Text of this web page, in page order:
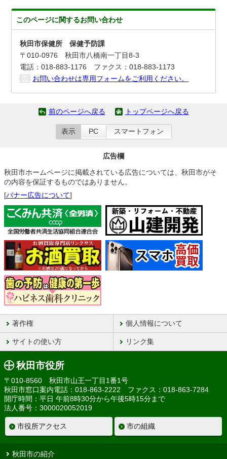
このページに関するお問い合わせ
秋田市保健所 保健予防課
〒010-0976 秋田市八橋南一丁目8-3
電話：018-883-1176 ファクス：018-883-1173
お問い合わせは専用フォームをご利用ください。
前のページへ戻る トップページへ戻る
表示 PC スマートフォン
広告欄
秋田市ホームページに掲載されている広告については、秋田市がそ
の内容を保証するものではありません。
[バナー広告について]
著作権 個人情報について
サイトの使い方 リンク集
秋田市役所
〒010-8560 秋田市山王一丁目1番1号
秋田市窓口案内電話：018-863-2222 ファクス：018-863-7284
開庁時間：平日 午前8時30分から午後5時15分まで
法人番号：3000020052019
市役所アクセス 市の組織
秋田市の紹介